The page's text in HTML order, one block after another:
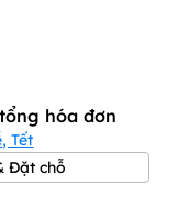
hóa đơn
Tết
Đặt chỗ